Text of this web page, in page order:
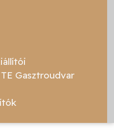
Gasztroudvar